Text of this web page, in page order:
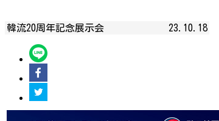
韓流20周年記念展示会 23.10.18